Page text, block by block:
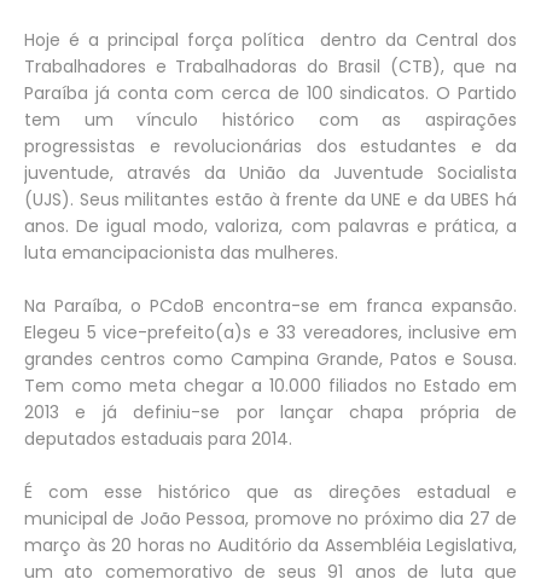
Hoje é a principal força política dentro da Central dos
Trabalhadores e Trabalhadoras do Brasil (CTB), que na
Paraíba já conta com cerca de 100 sindicatos. O Partido
tem um vínculo histórico com as aspirações
progressistas e revolucionárias dos estudantes e da
juventude, através da União da Juventude Socialista
(UJS). Seus militantes estão à frente da UNE e da UBES há
anos. De igual modo, valoriza, com palavras e prática, a
luta emancipacionista das mulheres.
Na Paraíba, o PCdoB encontra-se em franca expansão.
Elegeu 5 vice-prefeito(a)s e 33 vereadores, inclusive em
grandes centros como Campina Grande, Patos e Sousa.
Tem como meta chegar a 10.000 filiados no Estado em
2013 e já definiu-se por lançar chapa própria de
deputados estaduais para 2014.
É com esse histórico que as direções estadual e
municipal de João Pessoa, promove no próximo dia 27 de
março às 20 horas no Auditório da Assembléia Legislativa,
um ato comemorativo de seus 91 anos de luta que